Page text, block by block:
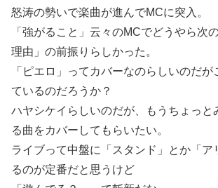
怒涛の勢いで楽曲が進んでMCに突入。
「強がること」云々のMCでどうやら次
理由」の前振りらしかった。
「ピエロ」ってカバーなのらしいのだが
ているのだろうか？
ハヤシケイらしいのだが、もうちょっと
る曲をカバーしてもらいたい。
ライブって中盤に「スタンド」とか「ア
るのが定番だと思うけど